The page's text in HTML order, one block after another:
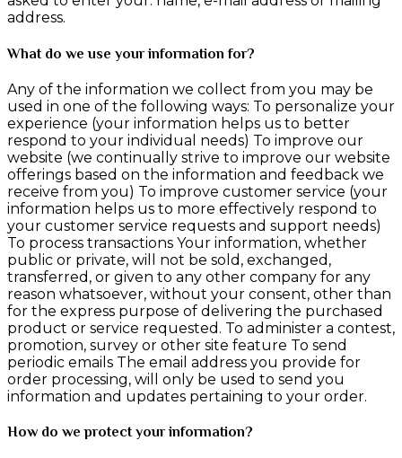
address.
What do we use your information for?
Any of the information we collect from you may be
used in one of the following ways: To personalize your
experience (your information helps us to better
respond to your individual needs) To improve our
website (we continually strive to improve our website
offerings based on the information and feedback we
receive from you) To improve customer service (your
information helps us to more effectively respond to
your customer service requests and support needs)
To process transactions Your information, whether
public or private, will not be sold, exchanged,
transferred, or given to any other company for any
reason whatsoever, without your consent, other than
for the express purpose of delivering the purchased
product or service requested. To administer a contest,
promotion, survey or other site feature To send
periodic emails The email address you provide for
order processing, will only be used to send you
information and updates pertaining to your order.
How do we protect your information?